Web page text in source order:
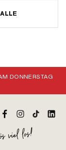
ALLE
DONNERSTAG